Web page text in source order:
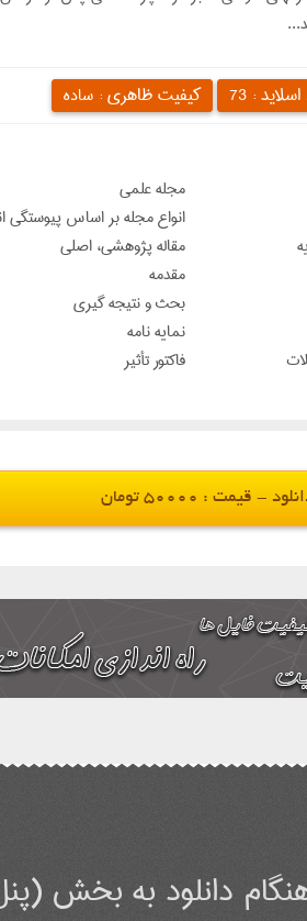
کیفیت ظاهری : ساده :
73
مجله علمي
انواع مجله بر اساس پیوستگی
مقاله پژوهشي، اصلي
مقدمه
بحث و نتيجه گيری
نمايه نامه
فاكتور تأثير
- قیمت : 50000 تومان
دانلود به بخش